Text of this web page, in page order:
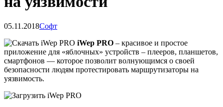
05.11.2018Софт
iWep PRO – красивое и простое
приложение для «яблочных» устройств – плееров, планшетов,
смартфонов — которое позволит волнующимся о своей
безопасности людям протестировать маршрутизаторы на
уязвимость.